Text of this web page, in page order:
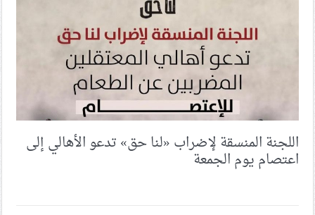
اللجنة المنسقة لإضراب «لنا حق» تدعو الأهالي إلى
اعتصام يوم الجمعة